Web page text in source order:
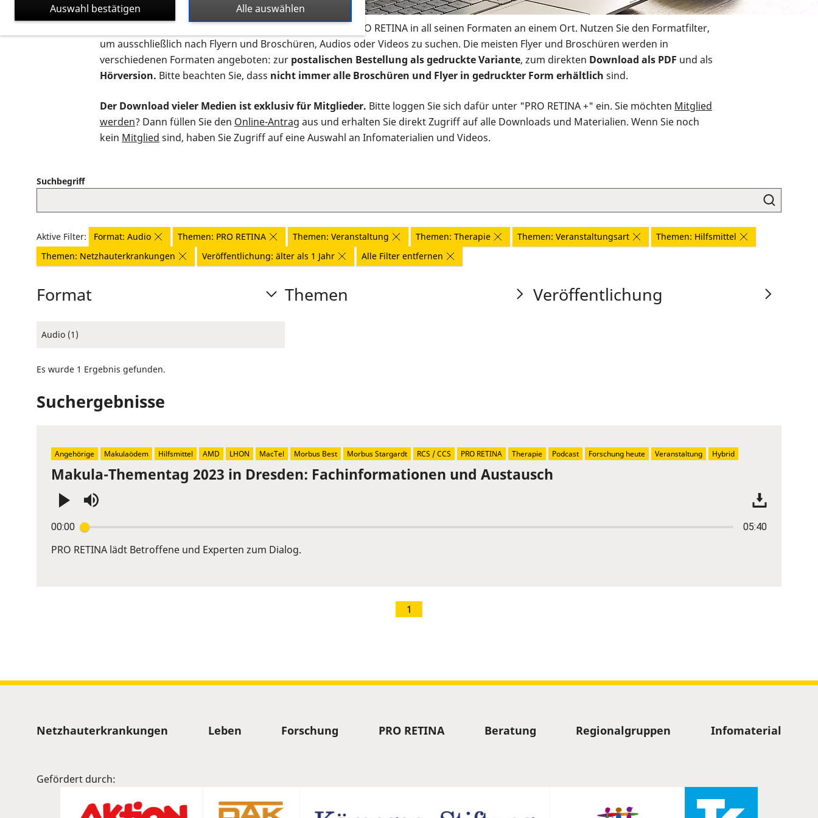
Auf dieser Seite finden Sie sämtliches Infomaterial der PRO RETINA in all seinen Formaten an einem Ort. Nutzen Sie den Formatfilter,
um ausschließlich nach Flyern und Broschüren, Audios oder Videos zu suchen. Die meisten Flyer und Broschüren werden in
verschiedenen Formaten angeboten: zur postalischen Bestellung als gedruckte Variante, zum direkten Download als PDF und als
Hörversion. Bitte beachten Sie, dass nicht immer alle Broschüren und Flyer in gedruckter Form erhältlich sind.
Der Download vieler Medien ist exklusiv für Mitglieder. Bitte loggen Sie sich dafür unter "PRO RETINA +" ein. Sie möchten Mitglied
werden? Dann füllen Sie den Online-Antrag aus und erhalten Sie direkt Zugriff auf alle Downloads und Materialien. Wenn Sie noch
kein Mitglied sind, haben Sie Zugriff auf eine Auswahl an Infomaterialien und Videos.
Suchbegriff
Aktive Filter: Format: Audio Themen: PRO RETINA Themen: Veranstaltung Themen: Therapie Themen: Veranstaltungsart
Themen: Hilfsmittel
Themen: Netzhauterkrankungen
Veröffentlichung: älter als 1 Jahr Alle Filter entfernen
Format
Audio (1)
Themen Veröffentlichung
Es wurde 1 Ergebnis gefunden.
Suchergebnisse
Makula-Thementag 2023 in Dresden: Fachinformationen und Austausch
00:00 05:40
Enter
or
PRO RETINA lädt Betroffene und Experten zum Dialog.
Angehörige Makulaödem Hilfsmittel AMD LHON MacTel Morbus Best Morbus Stargardt RCS / CCS PRO RETINA Therapie Podcast Forschung heute Veranstaltung Hybrid
1
Sitemap
Netzhauterkrankungen Leben Forschung PRO RETINA Beratung Regionalgruppen Infomaterial
Gefördert durch:
Alle auswählen
Auswahl bestätigen